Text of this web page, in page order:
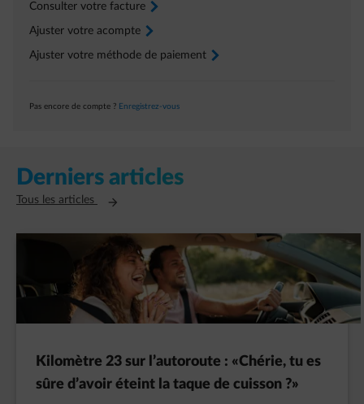
Consulter votre facture arrow-right
Ajuster votre acompte arrow-right
Ajuster votre méthode de paiement arrow-right
Pas encore de compte ? Enregistrez-vous
Derniers articles
Tous les articles Ouvre un nouvel onglet
Kilomètre 23 sur l’autoroute : «Chérie, tu es
sûre d’avoir éteint la taque de cuisson ?»